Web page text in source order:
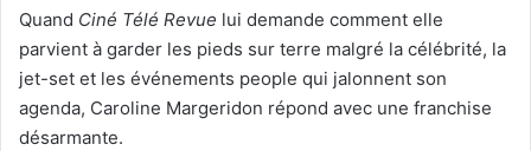
Quand Ciné Télé Revue lui demande comment elle
parvient à garder les pieds sur terre malgré la célébrité, la
jet-set et les événements people qui jalonnent son
agenda, Caroline Margeridon répond avec une franchise
désarmante.